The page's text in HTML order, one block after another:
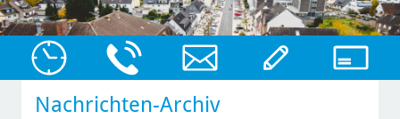
Nachrichten-Archiv